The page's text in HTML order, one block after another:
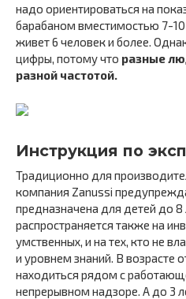
надо ориентироваться на
барабаном вместимостью 7-
живет 6 человек и более.
цифры, потому что разные
разной частотой.
Инструкция по
Традиционно для
компания Zanussi
предназначена для детей до 8
распространяется также на
умственных, и на тех, кто не
и уровнем знаний. В возрасте
находиться рядом с
непрерывном надзоре. А до 3